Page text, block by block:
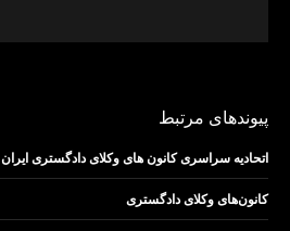
پیوندهای مرتبط
اتحادیه سراسری کانون های وکلای دادگستری ایران
کانون‌های وکلای دادگستری